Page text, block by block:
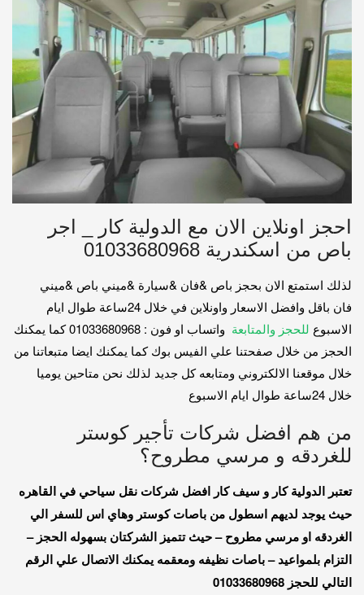
احجز اونلاين الان مع الدولية كار _ اجر
باص من اسكندرية 01033680968
لذلك استمتع الان بحجز باص &فان &سيارة &ميني باص &ميني
فان باقل وافضل الاسعار واونلاين في خلال 24ساعة طوال ايام
الاسبوع للحجز والمتابعة
واتساب او فون : 01033680968 كما يمكنك
الحجز من خلال صفحتنا علي الفيس بوك كما يمكنك ايضا متبعاتنا من
خلال موقعنا الالكتروني ومتابعه كل جديد لذلك نحن متاحين يوميا
خلال 24ساعة طوال ايام الاسبوع
من هم افضل شركات تأجير كوستر
للغردقه و مرسي مطروح؟
تعتبر الدولية كار و سيف كار افضل شركات نقل سياحي في القاهره
حيث يوجد لديهم اسطول من باصات كوستر وهاي اس للسفر الي
الغردقه او مرسي مطروح – حيث تتميز الشركتان بسهوله الحجز –
التزام بلمواعيد – باصات نظيفه ومعقمه يمكنك الاتصال علي الرقم
التالي للحجز 01033680968